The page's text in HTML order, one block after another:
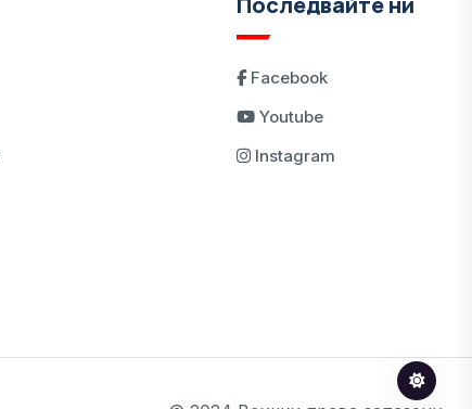
Facebook
Youtube
Instagram